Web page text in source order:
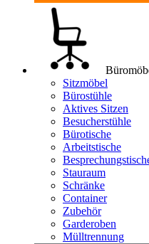
Sitzmöbel
Bürostühle
Aktives Sitzen
Besucherstühle
Bürotische
Arbeitstische
Stauraum
Schränke
Container
Zubehör
Garderoben
Mülltrennung